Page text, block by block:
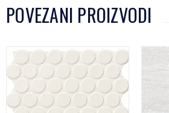
POVEZANI PROIZVODI